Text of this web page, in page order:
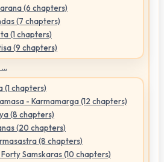
(6 chapters)
(7 chapters)
(1 chapters)
(9 chapters)
(1 chapters)
- Karmamarga (12 chapters)
(8 chapters)
(20 chapters)
(8 chapters)
Samskaras (10 chapters)